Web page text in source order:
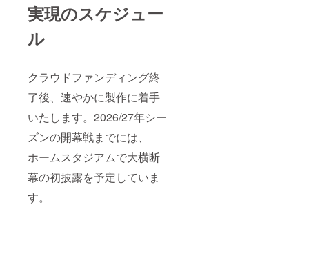
実現のスケジュー
ル
クラウドファンディング終
了後、速やかに製作に着手
いたします。2026/27年シー
ズンの開幕戦までには、
ホームスタジアムで大横断
幕の初披露を予定していま
す。